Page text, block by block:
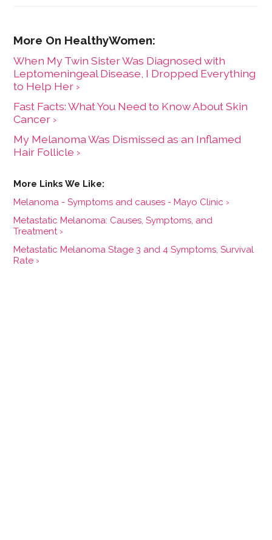
When My Twin Sister Was Diagnosed with
Leptomeningeal Disease, I Dropped Everything
to Help Her ›
Fast Facts: What You Need to Know About Skin
Cancer ›
My Melanoma Was Dismissed as an Inflamed
Hair Follicle ›
Melanoma - Symptoms and causes - Mayo Clinic ›
Metastatic Melanoma: Causes, Symptoms, and
Treatment ›
Metastatic Melanoma Stage 3 and 4 Symptoms, Survival
Rate ›